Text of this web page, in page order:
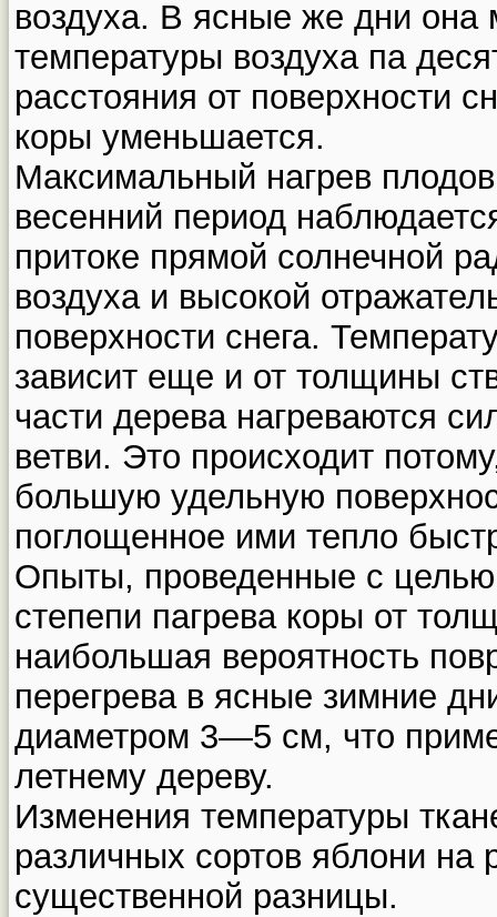
воздуха. В ясные же дни
температуры воздуха па
расстояния от поверхности
коры уменьшается.
Максимальный нагрев
весенний период
притоке прямой солнечной
воздуха и высокой
поверхности снега.
зависит еще и от толщины
части дерева нагреваются
ветви. Это происходит
большую удельную
поглощенное ими тепло
Опыты, проведенные с
степепи пагрева коры от
наибольшая вероятность
перегрева в ясные зимние
диаметром 3—5 см, что
летнему дереву.
Изменения температуры
различных сортов яблони на
существенной разницы.